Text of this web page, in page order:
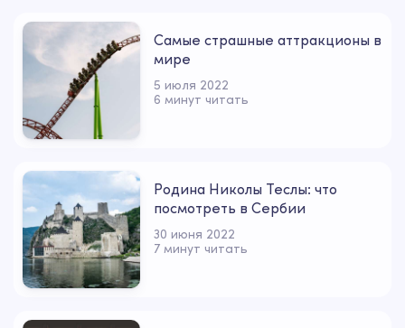
Самые страшные аттракционы в
мире
5 июля 2022
6 минут читать
Родина Николы Теслы: что
посмотреть в Сербии
30 июня 2022
7 минут читать